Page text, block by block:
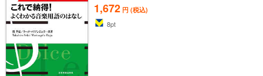
1,672 円 (税込)
8pt